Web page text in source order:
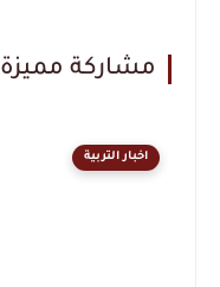
مشاركة مميزة
اخبار التربية